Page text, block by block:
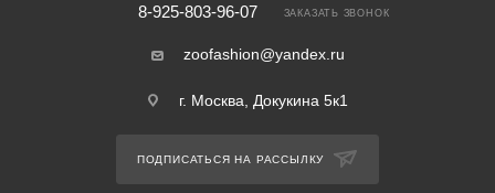
8-925-803-96-07 ЗАКАЗАТЬ ЗВОНОК
zoofashion@yandex.ru
г. Москва, Докукина 5к1
ПОДПИСАТЬСЯ НА РАССЫЛКУ